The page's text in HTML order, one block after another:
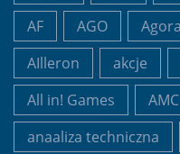
AF
AGO Agora
AIlleron
akcje
All in! Games
AMC
anaaliza techniczna